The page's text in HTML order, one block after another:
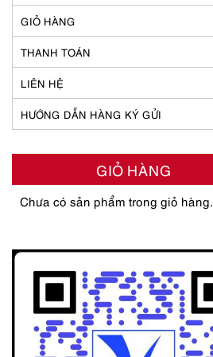
GIỎ HÀNG
THANH TOÁN
LIÊN HỆ
HƯỚNG DẪN HÀNG KÝ GỬI
GIỎ HÀNG
Chưa có sản phẩm trong giỏ hàng.